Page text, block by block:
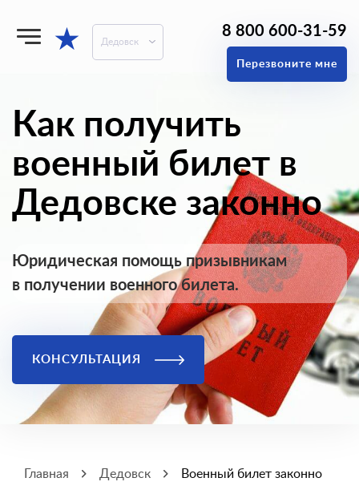
★ Дедовск
8 800 600-31-59
Перезвоните мне
Как получить
военный билет в
Дедовске законно
Юридическая помощь призывникам
в получении военного билета.
КОНСУЛЬТАЦИЯ
Главная Дедовск Военный билет законно